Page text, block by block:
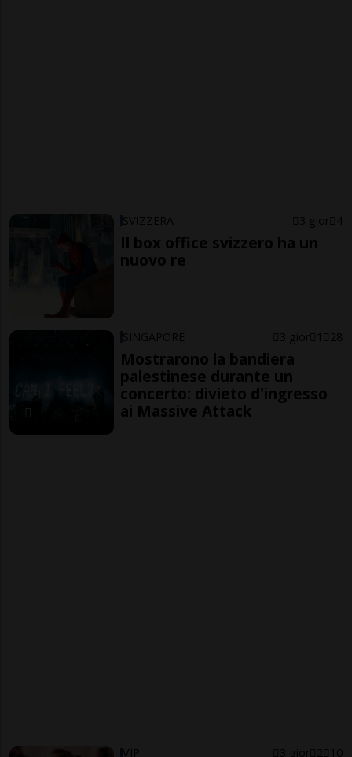
SVIZZERA 3 gior 4
Il box office svizzero ha un
nuovo re
SINGAPORE 3 gior 1 28
Mostrarono la bandiera
palestinese durante un
concerto: divieto d'ingresso
ai Massive Attack
VIP 3 gior 2 10